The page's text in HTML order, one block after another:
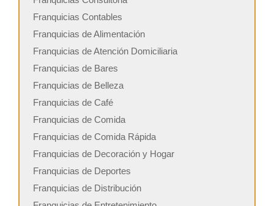
Franquicias Contables
Franquicias de Alimentación
Franquicias de Atención Domiciliaria
Franquicias de Bares
Franquicias de Belleza
Franquicias de Café
Franquicias de Comida
Franquicias de Comida Rápida
Franquicias de Decoración y Hogar
Franquicias de Deportes
Franquicias de Distribución